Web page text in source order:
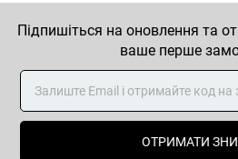
Підпишіться на оновлення та
ваше перше
ОТРИМАТИ